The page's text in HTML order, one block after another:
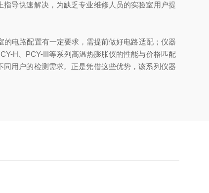
导快速解决，为缺乏专业维修人员的实验室用户提
电路配置有一定要求，需提前做好电路适配；仪器
H、PCY-III等系列高温热膨胀仪的性能与价格匹配
用户的检测需求。正是凭借这些优势，该系列仪器